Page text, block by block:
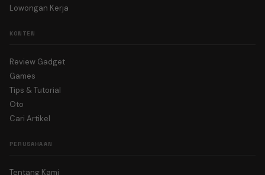
Lowongan Kerja
KONTEN
Review Gadget
Games
Tips & Tutorial
Oto
Cari Artikel
PERUSAHAAN
Tentang Kami